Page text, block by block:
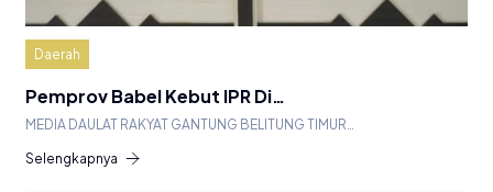
Daerah
Pemprov Babel Kebut IPR Di…
MEDIA DAULAT RAKYAT GANTUNG BELITUNG TIMUR…
Selengkapnya